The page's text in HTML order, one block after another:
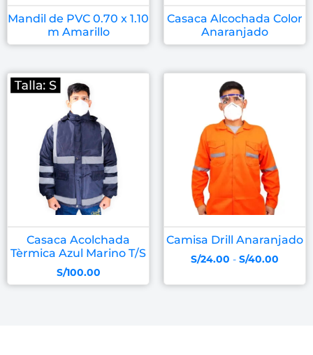
Mandil de PVC 0.70 x 1.10
m Amarillo
Casaca Alcochada Color
Anaranjado
Casaca Acolchada
Tèrmica Azul Marino T/S
S/100.00
Camisa Drill Anaranjado
S/24.00 - S/40.00